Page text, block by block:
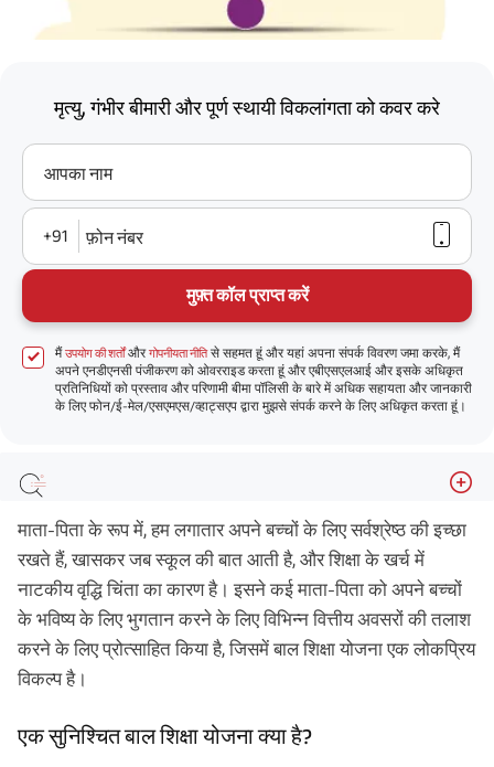
मृत्यु, गंभीर बीमारी और पूर्ण स्थायी विकलांगता को कवर करे
आपका नाम
+91 फ़ोन नंबर
मुफ़्त कॉल प्राप्त करें
मैंउपयोग की शर्तोंऔरगोपनीयता नीतिसे सहमत हूं और यहां अपना संपर्क विवरण जमा करके, मैं
अपने एनडीएनसी पंजीकरण को ओवरराइड करता हूं और एबीएसएलआई और इसके अधिकृत
प्रतिनिधियों को प्रस्ताव और परिणामी बीमा पॉलिसी के बारे में अधिक सहायता और जानकारी
के लिए फोन/ई-मेल/एसएमएस/व्हाट्सएप द्वारा मुझसे संपर्क करने के लिए अधिकृत करता हूं।
बाल शिक्षा योजना कैसे काम करती है?
सुनिश्चित बाल शिक्षा योजनाओं के प्रकार क्या हैं?
सुनिश्चित बाल शिक्षा योजनाओं की मुख्य विशेषताएं क्या हैं?
माता-पिता के रूप में, हम लगातार अपने बच्चों के लिए सर्वश्रेष्ठ की इच्छा
रखते हैं, खासकर जब स्कूल की बात आती है, और शिक्षा के खर्च में
नाटकीय वृद्धि चिंता का कारण है। इसने कई माता-पिता को अपने बच्चों
के भविष्य के लिए भुगतान करने के लिए विभिन्न वित्तीय अवसरों की तलाश
करने के लिए प्रोत्साहित किया है, जिसमें बाल शिक्षा योजना एक लोकप्रिय
विकल्प है।
एक सुनिश्चित बाल शिक्षा योजना क्या है?